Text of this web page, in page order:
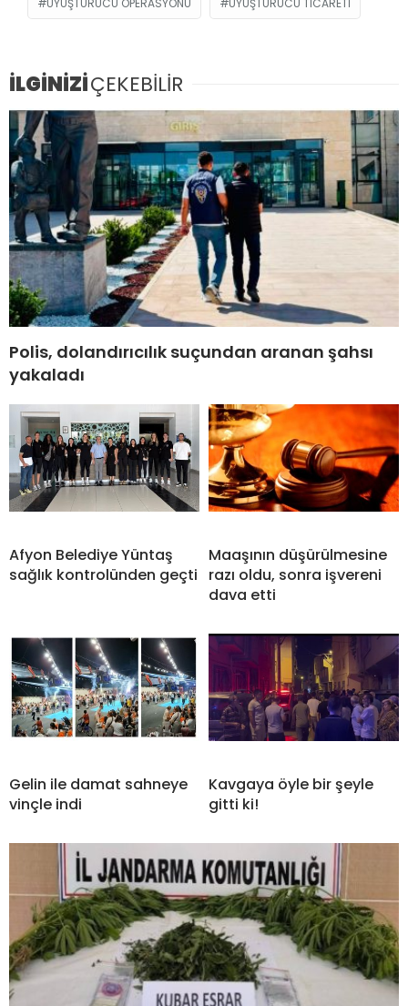
İLGİNİZİÇEKEBİLİR
Polis, dolandırıcılık suçundan aranan şahsı
yakaladı
Afyon Belediye Yüntaş
sağlık kontrolünden geçti
Maaşının düşürülmesine
razı oldu, sonra işvereni
dava etti
Gelin ile damat sahneye
vinçle indi
Kavgaya öyle bir şeyle
gitti ki!